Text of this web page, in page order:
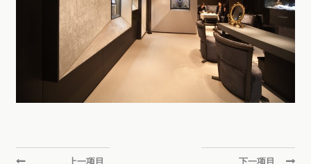
上一项目 下一项目